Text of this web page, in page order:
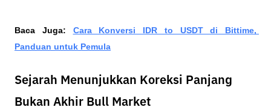
Baca Juga: Cara Konversi IDR to USDT di Bittime,
Panduan untuk Pemula
Sejarah Menunjukkan Koreksi Panjang
Bukan Akhir Bull Market